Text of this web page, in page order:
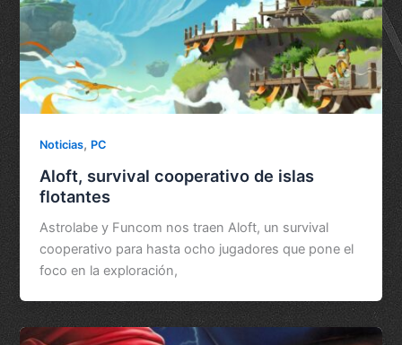
Noticias, PC
Aloft, survival cooperativo de islas
flotantes
Astrolabe y Funcom nos traen Aloft, un survival
cooperativo para hasta ocho jugadores que pone el
foco en la exploración,